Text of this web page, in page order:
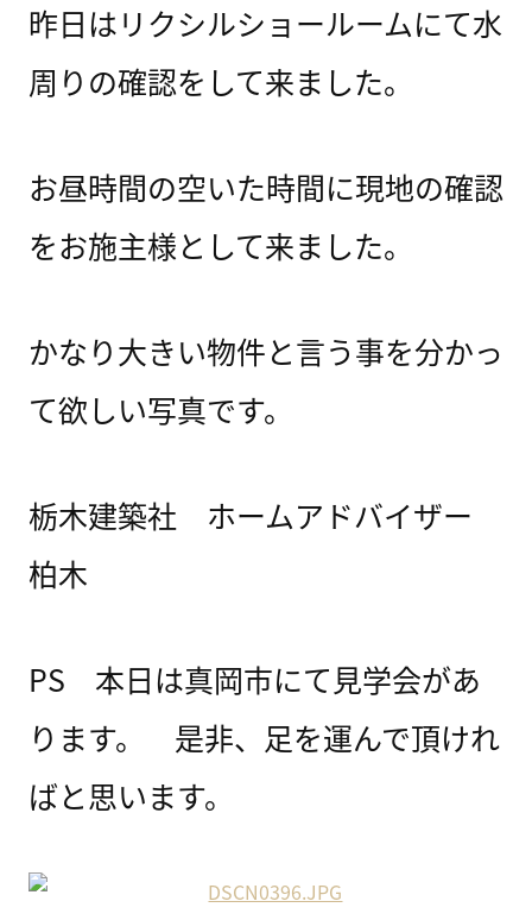
昨日はリクシルショールームにて水
周りの確認をして来ました。
お昼時間の空いた時間に現地の確認
をお施主様として来ました。
かなり大きい物件と言う事を分かっ
て欲しい写真です。
栃木建築社 ホームアドバイザー
柏木
PS 本日は真岡市にて見学会があ
ります。 是非、足を運んで頂けれ
ばと思います。